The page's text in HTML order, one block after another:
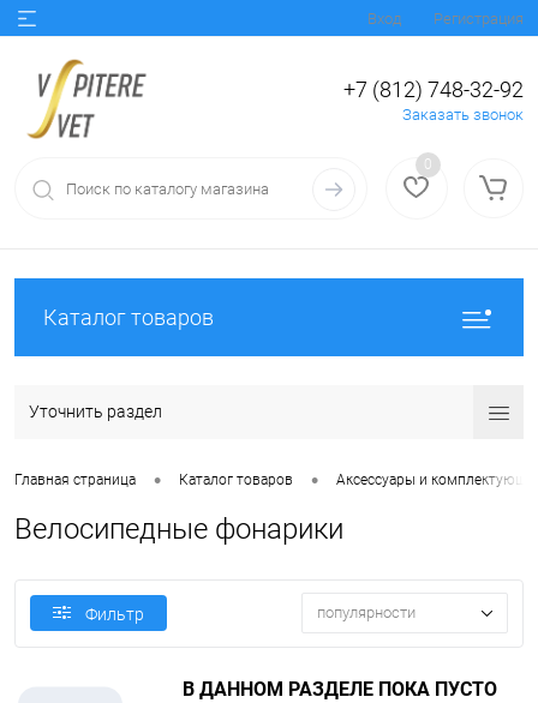
Вход Регистрация
+7 (812) 748-32-92
Заказать звонок
0
Каталог товаров
Уточнить раздел
Главная страница • Каталог товаров • Аксессуары и
Велосипедные фонарики
Фильтр популярности
В ДАННОМ РАЗДЕЛЕ ПОКА ПУСТО